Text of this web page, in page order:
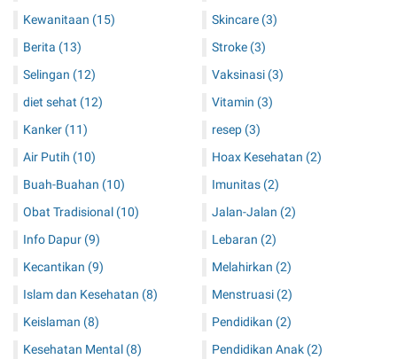
Kewanitaan (15)
Berita (13)
Selingan (12)
diet sehat (12)
Kanker (11)
Air Putih (10)
Buah-Buahan (10)
Obat Tradisional (10)
Info Dapur (9)
Kecantikan (9)
Islam dan Kesehatan (8)
Keislaman (8)
Kesehatan Mental (8)
Skincare (3)
Stroke (3)
Vaksinasi (3)
Vitamin (3)
resep (3)
Hoax Kesehatan (2)
Imunitas (2)
Jalan-Jalan (2)
Lebaran (2)
Melahirkan (2)
Menstruasi (2)
Pendidikan (2)
Pendidikan Anak (2)